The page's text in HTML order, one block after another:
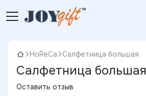
HoReCa Салфетница большая
Салфетница большая
Оставить отзыв